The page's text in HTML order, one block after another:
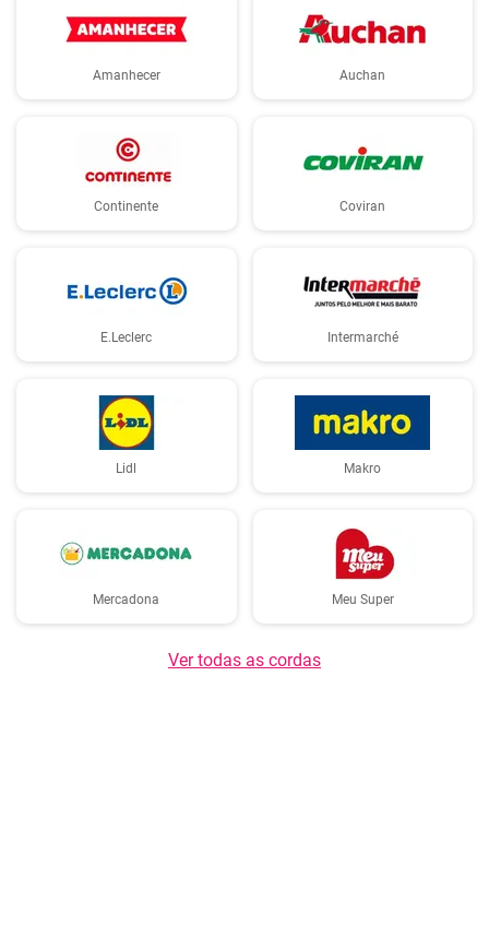
Amanhecer Auchan
Continente Coviran
E.Leclerc Intermarché
Lidl Makro
Mercadona Meu Super
Ver todas as cordas